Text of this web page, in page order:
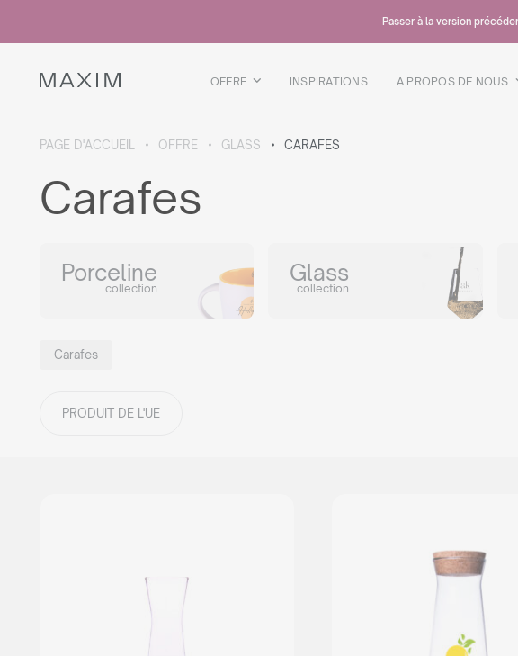
Passer à la version
OFFRE INSPIRATIONS A PROPOS DE NOUS
Verres a liqueur
DÉTAILS DE LA COLLECTION
Bouteilles thermiques
PAGE D'ACCUEIL OFFRE GLASS CARAFES
Carafes
Porceline
collection
Glass
collection
Carafes
PRODUIT DE L'UE